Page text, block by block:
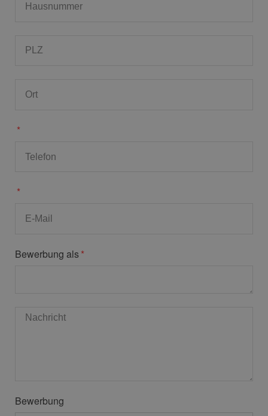
Bewerbung als
Bewerbung